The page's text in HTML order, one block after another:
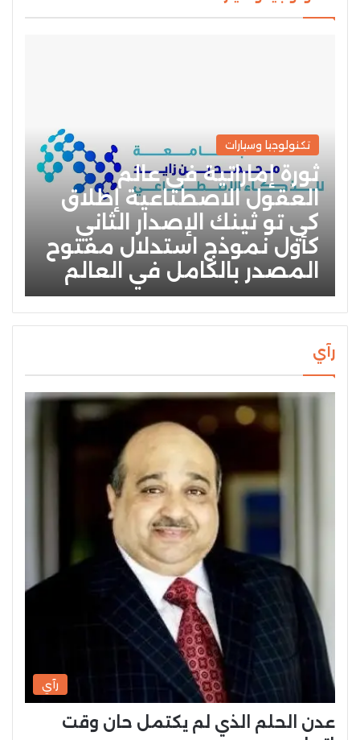
تكنولوجيا وسيارات
ثورة إماراتية في عالم
العقول الاصطناعية إطلاق
كي تو ثينك الإصدار الثاني
كأول نموذج استدلال مفتوح
المصدر بالكامل في العالم
رآي
رآي
عدن الحلم الذي لم يكتمل حان وقت